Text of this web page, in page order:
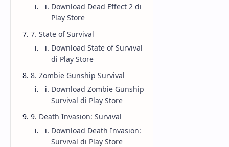
Download Dead Effect 2 di
Play Store
7. State of Survival
Download State of Survival
di Play Store
8. Zombie Gunship Survival
Download Zombie Gunship
Survival di Play Store
9. Death Invasion: Survival
Download Death Invasion:
Survival di Play Store